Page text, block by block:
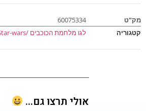
מק"ט
60075334
קטגוריה
לגו מלחמת הכוכבים /LEGO Star-wars
אולי תרצו גם...